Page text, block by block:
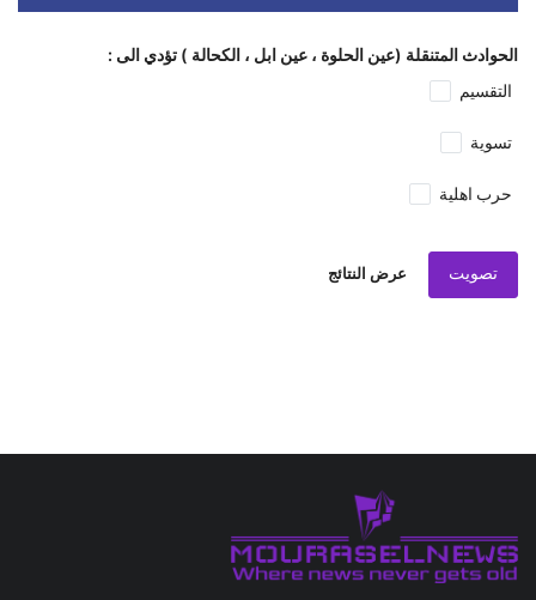
الحوادث المتنقلة (عين الحلوة ، عين ابل ، الكحالة ) تؤدي الى :
التقسيم
تسوية
حرب اهلية
تصويت عرض النتائج